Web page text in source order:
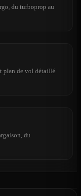
du turboprop au
plan de vol détaillé
du